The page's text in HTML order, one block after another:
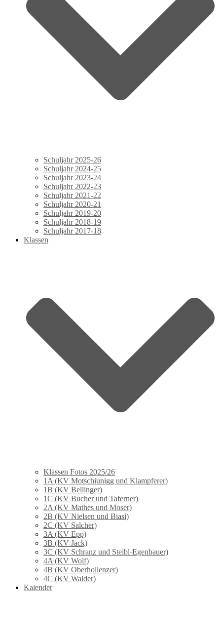
Schuljahr 2025-26
Schuljahr 2024-25
Schuljahr 2023-24
Schuljahr 2022-23
Schuljahr 2021-22
Schuljahr 2020-21
Schuljahr 2019-20
Schuljahr 2018-19
Schuljahr 2017-18
Klassen
Klassen Fotos 2025/26
1A (KV Motschiunigg und Klampferer)
1B (KV Bellinger)
1C (KV Bucher und Taferner)
2A (KV Mathes und Moser)
2B (KV Nielsen und Biasi)
2C (KV Salcher)
3A (KV Epp)
3B (KV Jack)
3C (KV Schranz und Steibl-Egenbauer)
4A (KV Wolf)
4B (KV Oberhollenzer)
4C (KV Walder)
Kalender